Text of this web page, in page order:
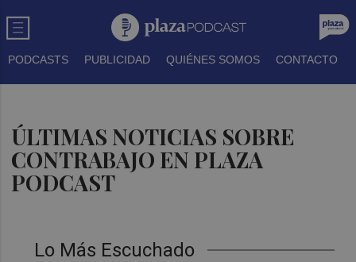
PODCASTS PUBLICIDAD QUIÉNES SOMOS CONTACTO
ÚLTIMAS NOTICIAS SOBRE
CONTRABAJO EN PLAZA
PODCAST
Lo Más Escuchado